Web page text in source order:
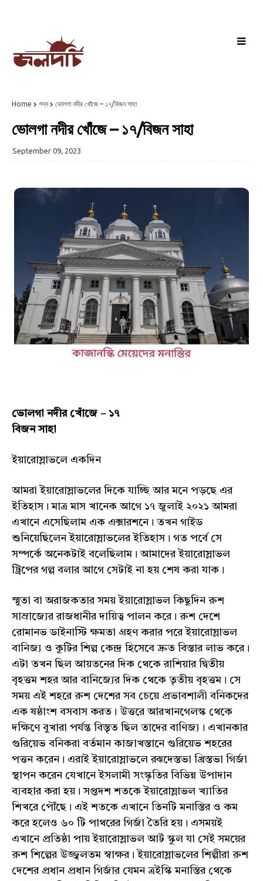
Home গদ্য ভোলগা নদীর খোঁজে – ১৭/বিজন সাহা
ভোলগা নদীর খোঁজে – ১৭/বিজন সাহা
September 09, 2023
ভোলগা নদীর খোঁজে – ১৭
বিজন সাহা
ইয়ারোস্লাভলে একদিন
আমরা ইয়ারোস্লাভলের দিকে যাচ্ছি আর মনে পড়ছে এর
ইতিহাস। মাত্র মাস খানেক আগে ১৭ জুলাই ২০২১ আমরা
এখানে এসেছিলাম এক এক্সারশনে। তখন গাইড
শুনিয়েছিলেন ইয়ারোস্লাভলের ইতিহাস। গত পর্বে সে
সম্পর্কে অনেকটাই বলেছিলাম। আমাদের ইয়ারোস্লাভল
ট্রিপের গল্প বলার আগে সেটাই না হয় শেষ করা যাক।
স্মুতা বা অরাজকতার সময় ইয়ারোস্লাভল কিছুদিন রুশ
সাম্রাজ্যের রাজধানীর দায়িত্ব পালন করে। রুশ দেশে
রোমানভ ডাইনাস্টি ক্ষমতা গ্রহণ করার পরে ইয়ারোস্লাভল
বানিজ্য ও কুটির শিল্প কেন্দ্র হিসেবে দ্রুত বিস্তার লাভ করে।
এটা তখন ছিল আয়তনের দিক থেকে রাশিয়ার দ্বিতীয়
বৃহত্তম শহর আর বানিজ্যের দিক থেকে তৃতীয় বৃহত্তম। সে
সময় এই শহরে রুশ দেশের সব চেয়ে প্রভাবশালী বনিকদের
এক ষষ্ঠাংশ বসবাস করত। উত্তরে আরখানগেলস্ক থেকে
দক্ষিণে বুখারা পর্যন্ত বিস্তৃত ছিল তাদের বাণিজ্য। এখানকার
গুরিয়েভ বনিকরা বর্তমান কাজাখস্তানে গুরিয়েভ শহরের
পত্তন করেন। এরাই ইয়ারোস্লাভলে রঝদেস্তভা খ্রিস্তভা গির্জা
স্থাপন করেন যেখানে ইসলামী সংস্কৃতির বিভিন্ন উপাদান
ব্যবহার করা হয়। সপ্তদশ শতকে ইয়ারোস্লাভল খ্যাতির
শিখরে পৌঁছে। এই শতকে এখানে তিনটি মনাস্তির ও কম
করে হলেও ৬০ টি পাথরের গির্জা তৈরি হয়। এসময়ই
এখানে প্রতিষ্ঠা পায় ইয়ারোস্লাভল আর্ট স্কুল যা সেই সময়ের
রুশ শিল্পের উজ্জ্বলতম স্বাক্ষর। ইয়ারোস্লাভলের শিল্পীরা রুশ
দেশের প্রধান প্রধান গির্জার যেমন ত্রইস্কি মনাস্তির থেকে